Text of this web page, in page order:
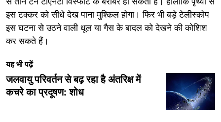
इस टक्कर को सीधे देख पाना मुश्किल होगा। फिर भी बड़े टेलीस्कोप
इस घटना से उठने वाली धूल या गैस के बादल को देखने की कोशिश
कर सकते हैं।
यह भी पढ़ें
जलवायु परिवर्तन से बढ़ रहा है अंतरिक्ष में
कचरे का प्रदूषण: शोध